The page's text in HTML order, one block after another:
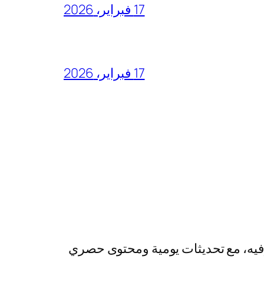
17 فبراير، 2026
17 فبراير، 2026
مع تحديثات يومية ومحتوى حصري